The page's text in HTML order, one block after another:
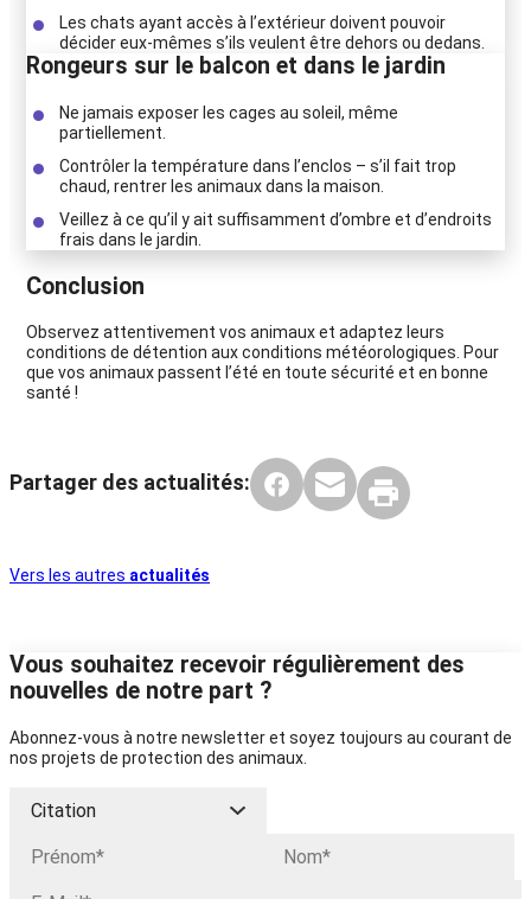
Les chats ayant accès à l’extérieur doivent pouvoir
décider eux-mêmes s’ils veulent être dehors ou dedans.
Rongeurs sur le balcon et dans le jardin
Ne jamais exposer les cages au soleil, même
partiellement.
Contrôler la température dans l’enclos – s’il fait trop
chaud, rentrer les animaux dans la maison.
Veillez à ce qu’il y ait suffisamment d’ombre et d’endroits
frais dans le jardin.
Conclusion
Observez attentivement vos animaux et adaptez leurs
conditions de détention aux conditions météorologiques. Pour
que vos animaux passent l’été en toute sécurité et en bonne
santé !
Partager des actualités:
Vers les autres actualités
Vous souhaitez recevoir régulièrement des
nouvelles de notre part ?
Abonnez-vous à notre newsletter et soyez toujours au courant de
nos projets de protection des animaux.